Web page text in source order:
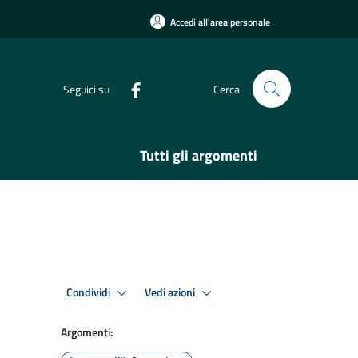
Accedi all'area personale
Seguici su Cerca
Tutti gli argomenti
Condividi Vedi azioni
Argomenti: